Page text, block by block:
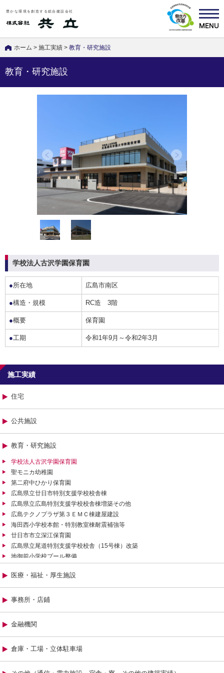
豊かな環境を創造する総合建設会社
ホーム > 施工実績 > 教育・研究施設
教育・研究施設
学校法人古沢学園保育園
●所在地 広島市南区
●構造・規模 RC造 3階
●概要 保育園
●工期 令和1年9月～令和2年3月
施工実績
住宅
公共施設
教育・研究施設
学校法人古沢学園保育園
聖モニカ幼稚園
第二府中ひかり保育園
広島県立廿日市特別支援学校校舎棟
広島県立広島特別支援学校校舎棟増築その他
広島テクノプラザ第３ＥＭＣ棟建屋建設
海田西小学校本館・特別教室棟耐震補強等
廿日市市立深江保育園
広島県立尾道特別支援学校校舎（15号棟）改築
地御前小学校プール整備
広島テクノプラザ第2 EMC棟建設
広島県立広島観音高等学校校舎（1号棟）改築
広島県立加計高等学校屋内運動場兼講堂改築
医療・福祉・厚生施設
事務所・店鋪
金融機関
倉庫・工場・立体駐車場